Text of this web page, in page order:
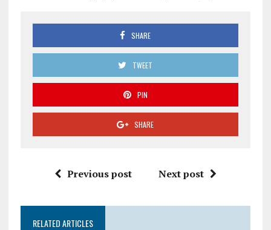
SHARE
TWEET
PIN
SHARE
Previous post Next post
RELATED ARTICLES